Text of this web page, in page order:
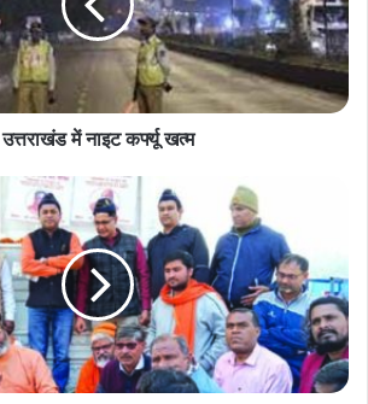
उत्तराखंड में नाइट कर्फ्यू खत्म